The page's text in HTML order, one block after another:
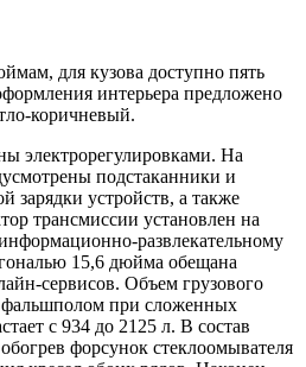
для кузова доступно пять
интерьера предложено
коричневый.
электрорегулировками. На
подстаканники и
зарядки устройств, а также
трансмиссии установлен на
развлекательному
15,6 дюйма обещана
сервисов. Объем грузового
при сложенных
с 934 до 2125 л. В состав
форсунок стеклоомывателя